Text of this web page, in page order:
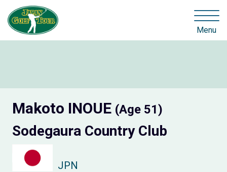
Menu
Makoto INOUE (Age 51)
Sodegaura Country Club
JPN